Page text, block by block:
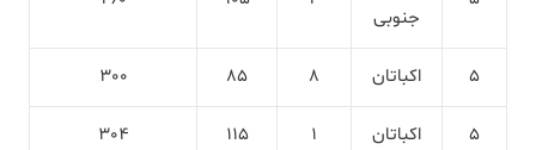
جنوبی
5 اکباتان 8
85
300
5 اکباتان 1
115
304